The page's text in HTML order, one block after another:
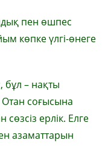
пен өшпес
көпке үлгі-өнеге
бұл – нақты
соғысына
ерлік. Елге
азаматтарын